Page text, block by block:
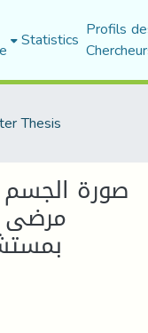
Statistics Profils
Thesis
صورة الجسم
مرضى